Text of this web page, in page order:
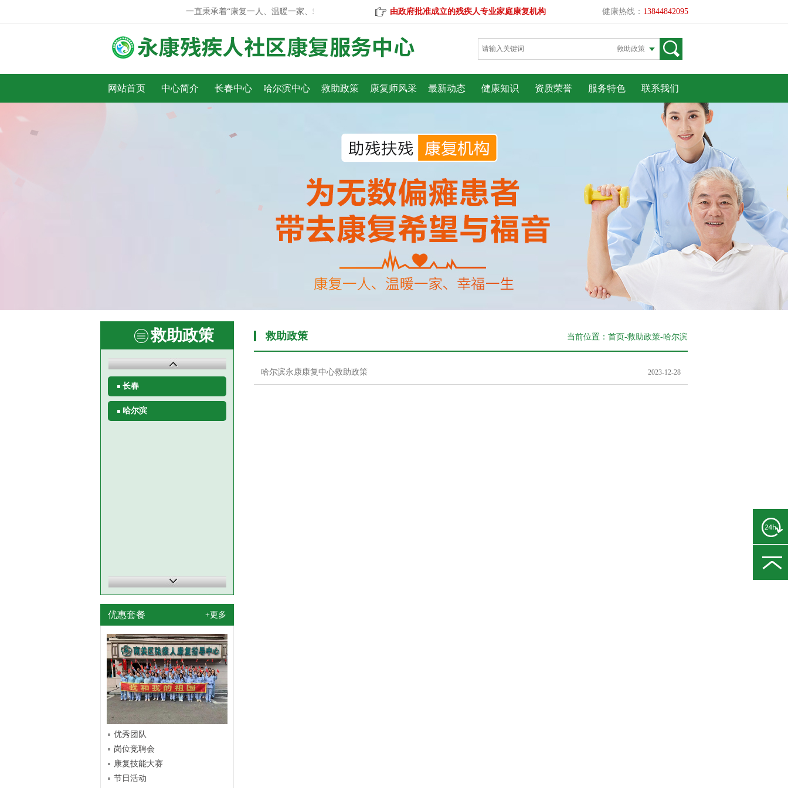
一直秉承着“康复一人、温暖一家、幸福一生”的服务宗旨，走在助残扶残的最前沿 健康热线： 13844842095
由政府批准成立的残疾人专业家庭康复机构
网站首页 中心简介 长春中心 哈尔滨中心 救助政策 康复师风采 最新动态 健康知识 资质荣誉 服务特色 联系我们
救助政策
长春
哈尔滨
优惠套餐 +更多
优秀团队
岗位竞聘会
康复技能大赛
节日活动
救助政策 当前位置： 首页-救助政策-哈尔滨
哈尔滨永康康复中心救助政策 2023-12-28